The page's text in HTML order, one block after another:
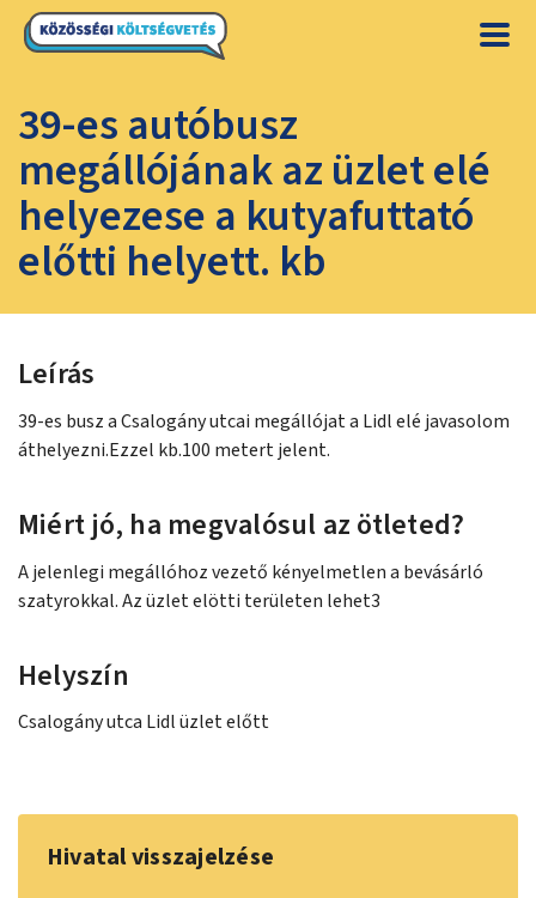
39-es autóbusz
megállójának az üzlet elé
helyezese a kutyafuttató
előtti helyett. kb
Leírás
39-es busz a Csalogány utcai megállójat a Lidl elé javasolom
áthelyezni.Ezzel kb.100 metert jelent.
Miért jó, ha megvalósul az ötleted?
A jelenlegi megállóhoz vezető kényelmetlen a bevásárló
szatyrokkal. Az üzlet elötti területen lehet3
Helyszín
Csalogány utca Lidl üzlet előtt
Hivatal visszajelzése